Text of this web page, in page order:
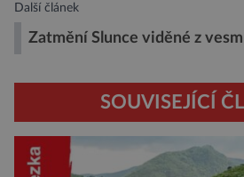
Další článek
Zatmění Slunce viděné z
SOUVISEJÍCÍ